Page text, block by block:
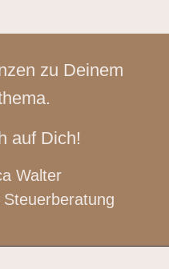
zu Deinem
auf Dich!
Walter